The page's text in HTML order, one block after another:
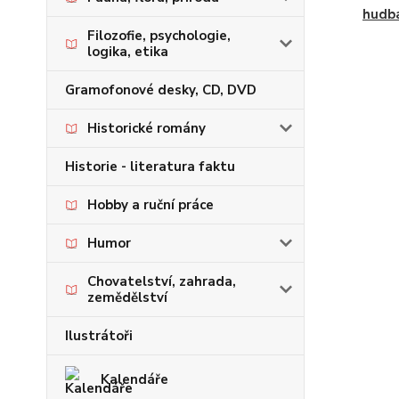
Filozofie, psychologie,
logika, etika
Gramofonové desky, CD, DVD
Historické romány
Historie - literatura faktu
Hobby a ruční práce
Humor
Chovatelství, zahrada,
zemědělství
Ilustrátoři
Kalendáře